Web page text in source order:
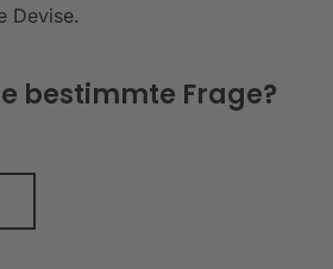
Devise.
bestimmte Frage?